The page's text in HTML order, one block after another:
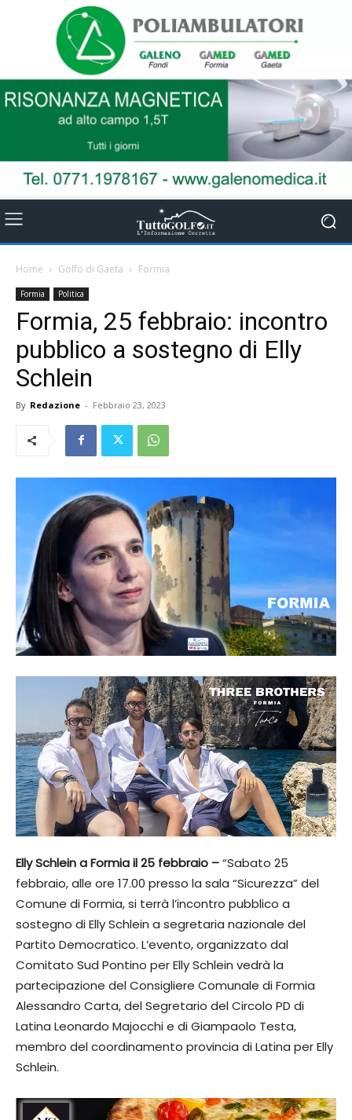
Home Golfo di Gaeta Formia
Formia Politica
Formia, 25 febbraio: incontro
pubblico a sostegno di Elly
Schlein
By Redazione - Febbraio 23, 2023
Elly Schlein a Formia il 25 febbraio –“Sabato 25
febbraio, alle ore 17.00 presso la sala “Sicurezza” del
Comune di Formia, si terrà l’incontro pubblico a
sostegno di Elly Schlein a segretaria nazionale del
Partito Democratico. L’evento, organizzato dal
Comitato Sud Pontino per Elly Schlein vedrà la
partecipazione del Consigliere Comunale di Formia
Alessandro Carta, del Segretario del Circolo PD di
Latina Leonardo Majocchi e di Giampaolo Testa,
membro del coordinamento provincia di Latina per Elly
Schlein.